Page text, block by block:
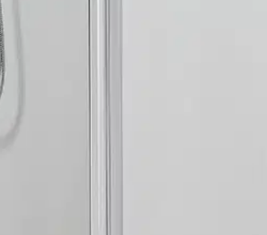
läpivientiä varten. Tuotteen kätisyys on vaihdettavissa